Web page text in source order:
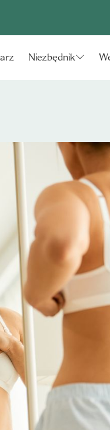
Niezbędnik